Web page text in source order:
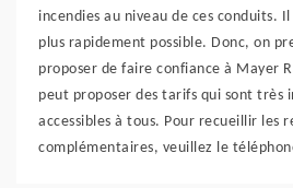
incendies au niveau de ces conduits.
plus rapidement possible. Donc, on
proposer de faire confiance à Mayer
peut proposer des tarifs qui sont très
accessibles à tous. Pour recueillir les
complémentaires, veuillez le